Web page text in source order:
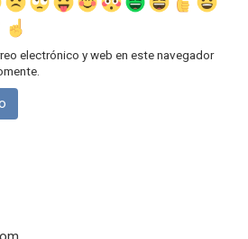
electrónico y web en este navegador